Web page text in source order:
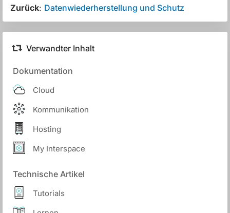
Zurück: Datenwiederherstellung und Schutz
Verwandter Inhalt
Dokumentation
Cloud
Kommunikation
Hosting
My Interspace
Technische Artikel
Tutorials